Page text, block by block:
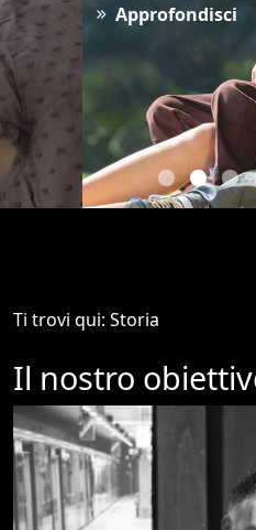
Approfondisci
Ti trovi qui: Storia
Il nostro